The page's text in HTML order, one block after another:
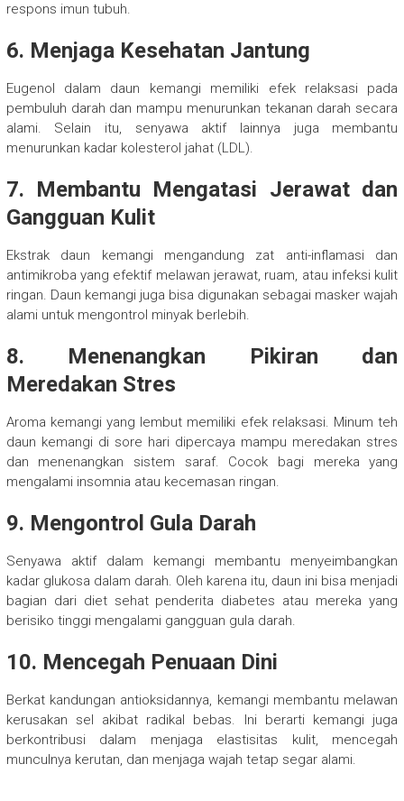
respons imun tubuh.
6. Menjaga Kesehatan Jantung
Eugenol dalam daun kemangi memiliki efek relaksasi pada
pembuluh darah dan mampu menurunkan tekanan darah secara
alami. Selain itu, senyawa aktif lainnya juga membantu
menurunkan kadar kolesterol jahat (LDL).
7. Membantu Mengatasi Jerawat dan
Gangguan Kulit
Ekstrak daun kemangi mengandung zat anti-inflamasi dan
antimikroba yang efektif melawan jerawat, ruam, atau infeksi kulit
ringan. Daun kemangi juga bisa digunakan sebagai masker wajah
alami untuk mengontrol minyak berlebih.
8. Menenangkan Pikiran dan
Meredakan Stres
Aroma kemangi yang lembut memiliki efek relaksasi. Minum teh
daun kemangi di sore hari dipercaya mampu meredakan stres
dan menenangkan sistem saraf. Cocok bagi mereka yang
mengalami insomnia atau kecemasan ringan.
9. Mengontrol Gula Darah
Senyawa aktif dalam kemangi membantu menyeimbangkan
kadar glukosa dalam darah. Oleh karena itu, daun ini bisa menjadi
bagian dari diet sehat penderita diabetes atau mereka yang
berisiko tinggi mengalami gangguan gula darah.
10. Mencegah Penuaan Dini
Berkat kandungan antioksidannya, kemangi membantu melawan
kerusakan sel akibat radikal bebas. Ini berarti kemangi juga
berkontribusi dalam menjaga elastisitas kulit, mencegah
munculnya kerutan, dan menjaga wajah tetap segar alami.